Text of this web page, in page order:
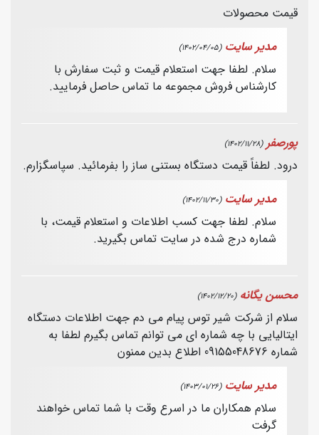
قیمت محصولات
مدیر سایت (1402/04/05)
سلام. لطفا جهت استعلام قیمت و ثبت سفارش با
کارشناس فروش مجموعه ما تماس حاصل فرمایید.
پورصفر(1402/11/28)
درود. لطفاً قیمت دستگاه بستنی ساز را بفرمائید. سپاسگزارم.
مدیر سایت (1402/11/30)
سلام. لطفا جهت کسب اطلاعات و استعلام قیمت، با
شماره درج شده در سایت تماس بگیرید.
محسن یگانه (1402/12/20)
سلام از شرکت شیر توس پیام می دم جهت اطلاعات دستگاه
ایتالیایی با چه شماره ای می توانم تماس بگیرم لطفا به
شماره 09155048676 اطلاع بدین ممنون
مدیر سایت (1403/01/26)
سلام همکاران ما در اسرع وقت با شما تماس خواهند
گرفت